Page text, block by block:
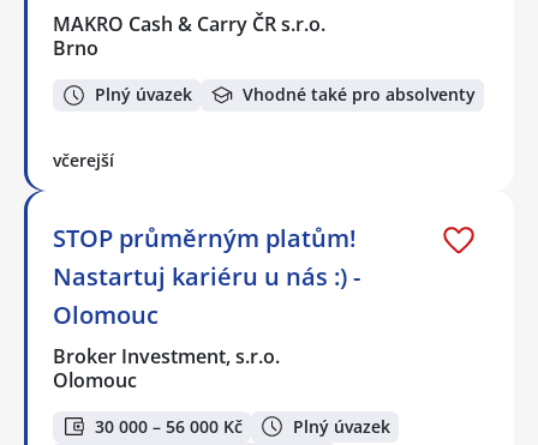
MAKRO Cash & Carry ČR s.r.o.
Brno
Plný úvazek Vhodné také pro absolventy
včerejší
STOP průměrným platům!
Nastartuj kariéru u nás :) -
Olomouc
Broker Investment, s.r.o.
Olomouc
30 000 – 56 000 Kč
Plný úvazek